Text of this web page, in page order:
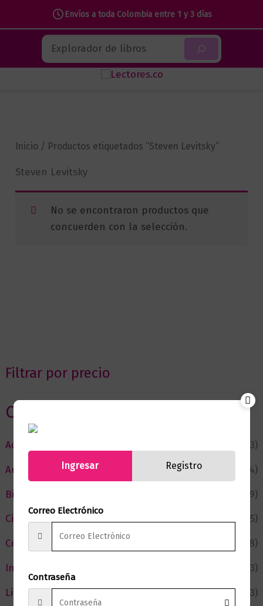
Envíos a toda Colombia entre 1 y 3 días
contenido
Buscar
Filtrar por precio
Categorias
Actualidad
(53)
Autor del Mes
(4)
Bienestar
(229)
Ciencia y Conocimiento
(75)
Cómic y Fantasía
(88)
Infantil y Juvenil
(213)
Literatura
(373)
Inicio / Productos etiquetados “Steven Levitsky”
Steven Levitsky
No se encontraron productos que
concuerden con la selección.
Ingresar Registro
Correo Electrónico
Contraseña